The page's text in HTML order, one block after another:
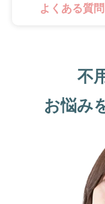
よくある質問
不
お悩み